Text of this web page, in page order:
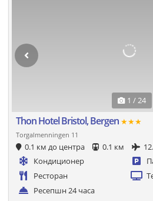
1 / 24
Thon Hotel Bristol, Bergen ★★★
Torgalmenningen 11
0.1 км до центра 0.1 км
Кондиционер
Ресторан
Ресепшн 24 часа